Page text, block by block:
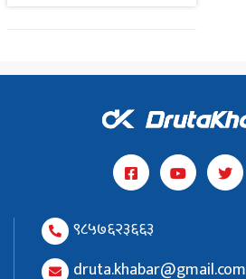
९८५७६२३६६३
druta.khabar@gmail.com